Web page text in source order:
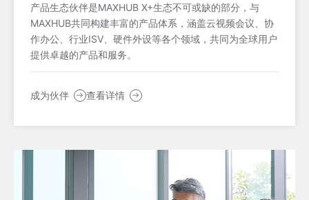
产品生态伙伴是MAXHUB X+生态不可或缺的部分，与
MAXHUB共同构建丰富的产品体系，涵盖云视频会议、协
作办公、行业ISV、硬件外设等各个领域，共同为全球用户
提供卓越的产品和服务。
成为伙伴 查看详情